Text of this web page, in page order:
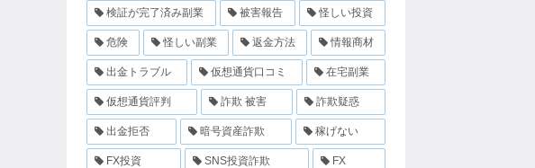
検証が完了済み副業 被害報告 怪しい投資
危険 怪しい副業 返金方法 情報商材
出金トラブル 仮想通貨口コミ 在宅副業
仮想通貨評判 詐欺 被害 詐欺疑惑
出金拒否 暗号資産詐欺 稼げない
FX投資 SNS投資詐欺 FX